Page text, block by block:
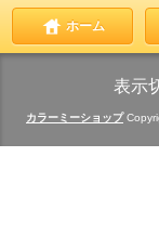
ホーム
表示
カラーミーショップ